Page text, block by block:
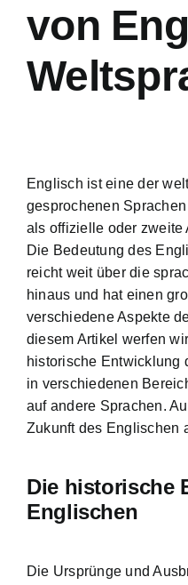
von
Englisch ist eine der
gesprochenen
als offizielle oder zweite
Die Bedeutung des
reicht weit über die
hinaus und hat einen
verschiedene Aspekte
diesem Artikel werfen
historische Entwicklung
in verschiedenen
auf andere Sprachen.
Zukunft des Englischen
Die historische
Englischen
Die Ursprünge und